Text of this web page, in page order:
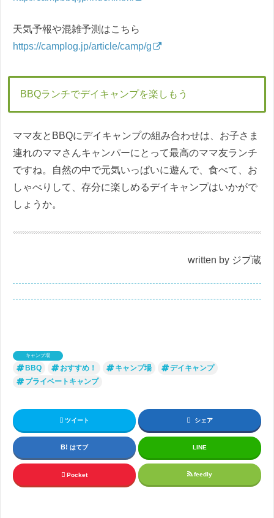
天気予報や混雑予測はこちら
https://camplog.jp/article/camp/g
BBQランチでデイキャンプを楽しもう
ママ友とBBQにデイキャンプの組み合わせは、お子さま
連れのママさんキャンパーにとって最高のママ友ランチ
ですね。自然の中で元気いっぱいに遊んで、食べて、お
しゃべりして、存分に楽しめるデイキャンプはいかがで
しょうか。
written by ジプ蔵
キャンプ場
BBQ おすすめ！ キャンプ場
デイキャンプ
プライベートキャンプ
ツイート シェア
はてブ LINE
Pocket feedly